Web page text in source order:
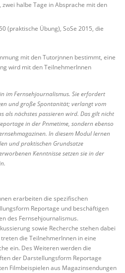
zwei halbe Tage in Absprache mit den
(praktische Übung), SoSe 2015, die
mit den Tutorjnnen bestimmt, eine
wird mit den TeilnehmerInnen
im Fernsehjournalismus. Sie erfordert
und große Spontanität; verlangt vom
als nächstes passieren wird. Das gilt nicht
in der Pnmetime, sondern ebenso
In diesem Modul lernen
und praktischen Grundsatze
Kenntnisse setzen sie in der
erarbeiten die spezifischen
Reportage und beschäftigen
des Fernsehjournalismus.
sowie Recherche stehen dabei
die TeilnehmerInnen in eine
ein. Des Weiteren werden die
der Darstellungsform Reportage
Filmbeispielen aus Magazinsendungen